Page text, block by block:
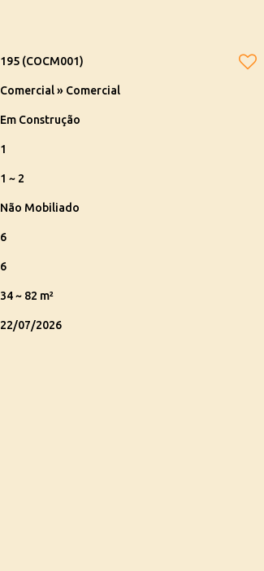
195 (COCM001)
Comercial» Comercial
Em Construção
1
1 ~ 2
Não Mobiliado
6
6
34 ~ 82 m²
22/07/2026